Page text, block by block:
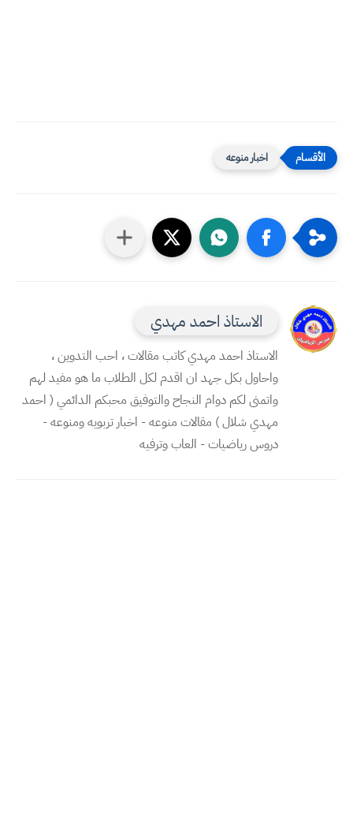
اخبار منوعه
الاستاذ احمد مهدي
الاستاذ احمد مهدي كاتب مقالات ، احب التدوين ،
واحاول بكل جهد ان اقدم لكل الطلاب ما هو مفيد لهم
واتمنى لكم دوام النجاح والتوفيق محبكم الدائمي ( احمد
مهدي شلال ) مقالات منوعه - اخبار تربويه ومنوعه -
دروس رياضيات - العاب وترفيه